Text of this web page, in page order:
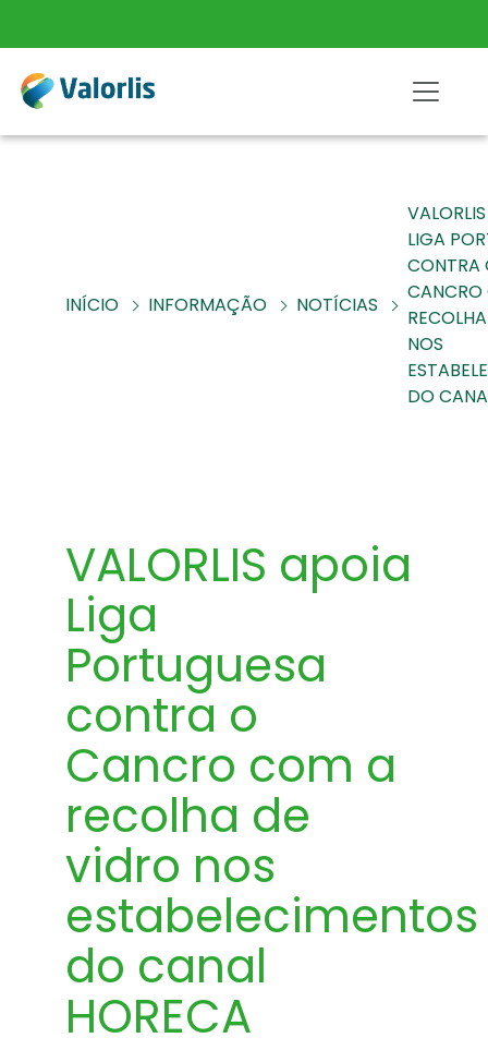
INÍCIO INFORMAÇÃO NOTÍCIAS
LIGA
CONTRA
NOS
DO
VALORLIS apoia
Liga
Portuguesa
contra o
Cancro com a
recolha de
vidro nos
estabelecimentos
do canal
HORECA